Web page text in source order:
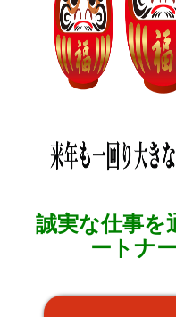
誠実な仕事
ートナ